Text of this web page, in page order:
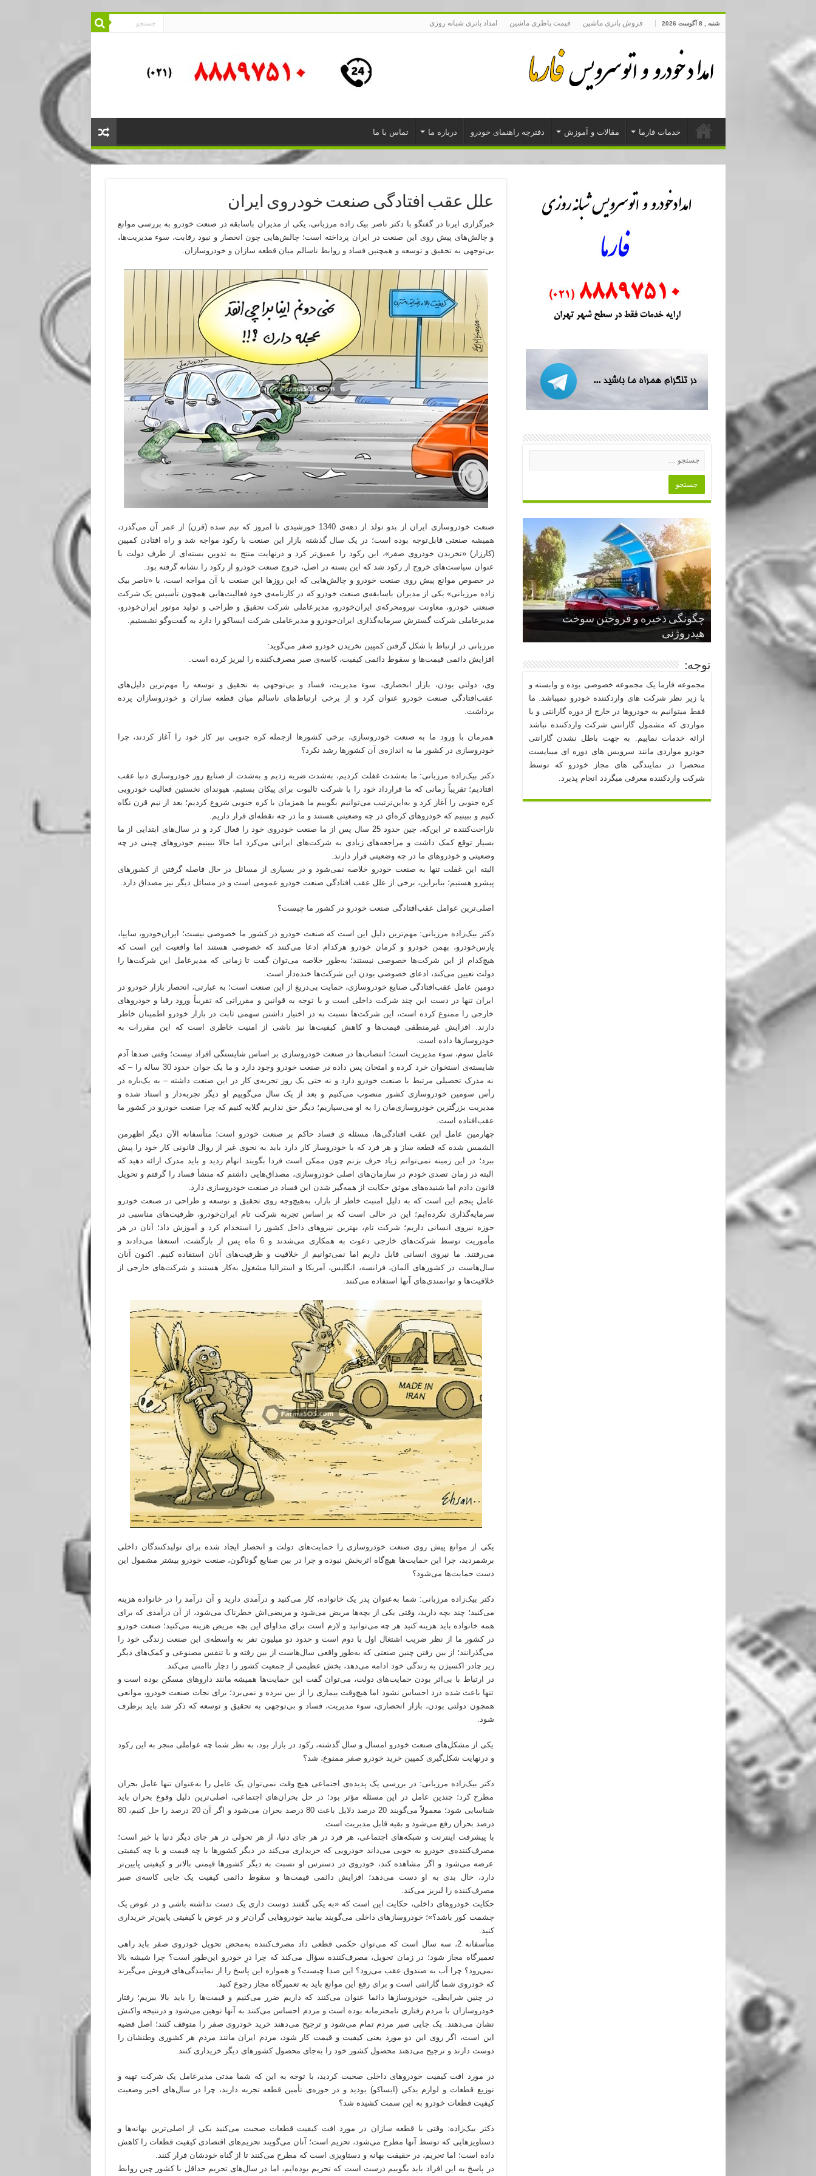
شنبه , 8 آگوست 2026 فروش باتری ماشین قیمت باطری ماشین امداد باتری شبانه روزی
خدمات فارما مقالات و آموزش دفترچه راهنمای خودرو درباره ما تماس با ما
علل عقب افتادگی صنعت خودروی ایران
خبرگزاری ایرنا در گفتگو با دکتر ناصر بیک زاده مرزبانی، یکی از مدیران باسابقه در صنعت خودرو به بررسی موانع
و چالش‌های پیش روی این صنعت در ایران پرداخته است؛ چالش‌هایی چون انحصار و نبود رقابت، سوء مدیریت‌ها،
بی‌توجهی به تحقیق و توسعه و همچنین فساد و روابط ناسالم میان قطعه سازان و خودروسازان.
صنعت خودروسازی ایران از بدو تولد از دهه‌ی 1340 خورشیدی تا امروز که نیم سده (قرن) از عمر آن می‌گذرد،
همیشه صنعتی قابل‌توجه بوده است؛ در یک سال گذشته بازار این صنعت با رکود مواجه شد و راه افتادن کمپین
(کارزار) «نخریدن خودروی صفر»، این رکود را عمیق‌تر کرد و درنهایت منتج به تدوین بسته‌ای از طرف دولت با
عنوان سیاست‌های خروج از رکود شد که این بسته در اصل، خروج صنعت خودرو از رکود را نشانه گرفته بود.
در خصوص موانع پیش روی صنعت خودرو و چالش‌هایی که این روزها این صنعت با آن مواجه است، با «ناصر بیک
زاده مرزبانی» یکی از مدیران باسابقه‌ی صنعت خودرو که در کارنامه‌ی خود فعالیت‌هایی همچون تأسیس یک شرکت
صنعتی خودرو، معاونت نیرومحرکه‌ی ایران‌خودرو، مدیرعاملی شرکت تحقیق و طراحی و تولید موتور ایران‌خودرو،
مدیرعاملی شرکت گسترش سرمایه‌گذاری ایران‌خودرو و مدیرعاملی شرکت ایساکو را دارد به گفت‌وگو نشستیم.
مرزبانی در ارتباط با شکل گرفتن کمپین نخریدن خودرو صفر می‌گوید:
افزایش دائمی قیمت‌ها و سقوط دائمی کیفیت، کاسه‌ی صبر مصرف‌کننده را لبریز کرده است.
وی، دولتی بودن، بازار انحصاری، سوء مدیریت، فساد و بی‌توجهی به تحقیق و توسعه را مهم‌ترین دلیل‌های
عقب‌افتادگی صنعت خودرو عنوان کرد و از برخی ارتباط‌های ناسالم میان قطعه سازان و خودروسازان پرده
برداشت.
همزمان با ورود ما به صنعت خودروسازی، برخی کشورها ازجمله کره جنوبی نیز کار خود را آغاز کردند، چرا
خودروسازی در کشور ما به اندازه‌ی آن کشورها رشد نکرد؟
دکتر بیک‌زاده مرزبانی: ما به‌شدت غفلت کردیم، به‌شدت ضربه زدیم و به‌شدت از صنایع روز خودروسازی دنیا عقب
افتادیم؛ تقریباً زمانی که ما قرارداد خود را با شرکت تالبوت برای پیکان بستیم، هیوندای نخستین فعالیت خودرویی
کره جنوبی را آغاز کرد و به‌این‌ترتیب می‌توانیم بگوییم ما همزمان با کره جنوبی شروع کردیم؛ بعد از نیم قرن نگاه
کنیم و ببینیم که خودروهای کره‌ای در چه وضعیتی هستند و ما در چه نقطه‌ای قرار داریم.
ناراحت‌کننده تر این‌که، چین حدود 25 سال پس از ما صنعت خودروی خود را فعال کرد و در سال‌های ابتدایی از ما
بسیار توقع کمک داشت و مراجعه‌های زیادی به شرکت‌های ایرانی می‌کرد اما حالا ببینیم خودروهای چینی در چه
وضعیتی و خودروهای ما در چه وضعیتی قرار دارند.
البته این غفلت تنها به صنعت خودرو خلاصه نمی‌شود و در بسیاری از مسائل در حال فاصله گرفتن از کشورهای
پیشرو هستیم؛ بنابراین، برخی از علل عقب افتادگی صنعت خودرو عمومی است و در مسائل دیگر نیز مصداق دارد.
اصلی‌ترین عوامل عقب‌افتادگی صنعت خودرو در کشور ما چیست؟
دکتر بیک‌زاده مرزبانی: مهم‌ترین دلیل این است که صنعت خودرو در کشور ما خصوصی نیست؛ ایران‌خودرو، سایپا،
پارس‌خودرو، بهمن خودرو و کرمان خودرو هرکدام ادعا می‌کنند که خصوصی هستند اما واقعیت این است که
هیچ‌کدام از این شرکت‌ها خصوصی نیستند؛ به‌طور خلاصه می‌توان گفت تا زمانی که مدیرعامل این شرکت‌ها را
دولت تعیین می‌کند، ادعای خصوصی بودن این شرکت‌ها خنده‌دار است.
دومین عامل عقب‌افتادگی صنایع خودروسازی، حمایت بی‌دریغ از این صنعت است؛ به عبارتی، انحصار بازار خودرو در
ایران تنها در دست این چند شرکت داخلی است و با توجه به قوانین و مقرراتی که تقریباً ورود رقبا و خودروهای
خارجی را ممنوع کرده است، این شرکت‌ها نسبت به در اختیار داشتن سهمی ثابت در بازار خودرو اطمینان خاطر
دارند. افزایش غیرمنطقی قیمت‌ها و کاهش کیفیت‌ها نیز ناشی از امنیت خاطری است که این مقررات به
خودروسازها داده است.
عامل سوم، سوء مدیریت است؛ انتصاب‌ها در صنعت خودروسازی بر اساس شایستگی افراد نیست؛ وقتی صدها آدم
شایسته‌ی استخوان خرد کرده و امتحان پس داده در صنعت خودرو وجود دارد و ما یک جوان حدود 30 ساله را – که
نه مدرک تحصیلی مرتبط با صنعت خودرو دارد و نه حتی یک روز تجربه‌ی کار در این صنعت داشته – به یک‌باره در
رأس سومین خودروسازی کشور منصوب می‌کنیم و بعد از یک سال می‌گوییم او دیگر تجربه‌دار و استاد شده و
مدیریت بزرگترین خودروسازی‌مان را به او می‌سپاریم؛ دیگر حق نداریم گلایه کنیم که چرا صنعت خودرو در کشور ما
عقب‌افتاده است.
چهارمین عامل این عقب افتادگی‌ها، مسئله ی فساد حاکم بر صنعت خودرو است؛ متأسفانه الآن دیگر اظهرمن
الشمس شده که قطعه ساز و هر فرد که با خودروساز کار دارد باید به نحوی غیر از روال قانونی کار خود را پیش
ببرد؛ در این زمینه نمی‌توانم زیاد حرف بزنم چون ممکن است فردا بگویند اتهام زدید و باید مدرک ارائه دهید که
البته در زمان تصدی خودم در سازمان‌های اصلی خودروسازی، مصداق‌هایی داشتم که منشأ فساد را گرفتم و تحویل
قانون دادم اما شنیده‌های موثق حکایت از همه‌گیر شدن این فساد در صنعت خودروسازی دارد.
عامل پنجم این است که به دلیل امنیت خاطر از بازار، به‌هیچ‌وجه روی تحقیق و توسعه و طراحی در صنعت خودرو
سرمایه‌گذاری نکرده‌ایم؛ این در حالی است که بر اساس تجربه شرکت تام ایران‌خودرو، ظرفیت‌های مناسبی در
حوزه نیروی انسانی داریم؛ شرکت تام، بهترین نیروهای داخل کشور را استخدام کرد و آموزش داد؛ آنان در هر
مأموریت توسط شرکت‌های خارجی دعوت به همکاری می‌شدند و 6 ماه پس از بازگشت، استعفا می‌دادند و
می‌رفتند. ما نیروی انسانی قابل داریم اما نمی‌توانیم از خلاقیت و ظرفیت‌های آنان استفاده کنیم. اکنون آنان
سال‌هاست در کشورهای آلمان، فرانسه، انگلیس، آمریکا و استرالیا مشغول به‌کار هستند و شرکت‌های خارجی از
خلاقیت‌ها و توانمندی‌های آنها استفاده می‌کنند.
یکی از موانع پیش روی صنعت خودروسازی را حمایت‌های دولت و انحصار ایجاد شده برای تولیدکنندگان داخلی
برشمردید، چرا این حمایت‌ها هیچ‌گاه اثربخش نبوده و چرا در بین صنایع گوناگون، صنعت خودرو بیشتر مشمول این
دست حمایت‌ها می‌شود؟
دکتر بیک‌زاده مرزبانی: شما به‌عنوان پدر یک خانواده، کار می‌کنید و درآمدی دارید و آن درآمد را در خانواده هزینه
می‌کنید؛ چند بچه دارید، وقتی یکی از بچه‌ها مریض می‌شود و مریضی‌اش خطرناک می‌شود، از آن درآمدی که برای
همه خانواده باید هزینه کنید هر چه می‌توانید و لازم است برای مداوای این بچه مریض هزینه می‌کنید؛ صنعت خودرو
در کشور ما از نظر ضریب اشتغال اول یا دوم است و حدود دو میلیون نفر به واسطه‌ی این صنعت زندگی خود را
می‌گذرانند؛ از بین رفتن چنین صنعتی که به‌طور واقعی سال‌هاست از بین رفته و با تنفس مصنوعی و کمک‌های دیگر
زیر چادر اکسیژن به زندگی خود ادامه می‌دهد، بخش عظیمی از جمعیت کشور را دچار ناامنی می‌کند.
در ارتباط با بی‌اثر بودن حمایت‌های دولت، می‌توان گفت این حمایت‌ها همیشه مانند داروهای مسکن بوده است و
تنها باعث شده درد احساس نشود اما هیچ‌وقت بیماری را از بین نبرده و نمی‌برد؛ برای نجات صنعت خودرو، موانعی
همچون دولتی بودن، بازار انحصاری، سوء مدیریت، فساد و بی‌توجهی به تحقیق و توسعه که ذکر شد باید برطرف
شود.
یکی از مشکل‌های صنعت خودرو امسال و سال گذشته، رکود در بازار بود، به نظر شما چه عواملی منجر به این رکود
و درنهایت شکل‌گیری کمپین خرید خودرو صفر ممنوع، شد؟
دکتر بیک‌زاده مرزبانی: در بررسی یک پدیده‌ی اجتماعی هیچ وقت نمی‌توان یک عامل را به‌عنوان تنها عامل بحران
مطرح کرد؛ چندین عامل در این مسئله مؤثر بود؛ در حل بحران‌های اجتماعی، اصلی‌ترین دلیل وقوع بحران باید
شناسایی شود؛ معمولاً می‌گویند 20 درصد دلایل باعث 80 درصد بحران می‌شود و اگر آن 20 درصد را حل کنیم، 80
درصد بحران رفع می‌شود و بقیه قابل مدیریت است.
با پیشرفت اینترنت و شبکه‌های اجتماعی، هر فرد در هر جای دنیا، از هر تحولی در هر جای دیگر دنیا با خبر است؛
مصرف‌کننده‌ی خودرو به خوبی می‌داند خودرویی که خریداری می‌کند در دیگر کشورها با چه قیمت و با چه کیفیتی
عرضه می‌شود و اگر مشاهده کند، خودروی در دسترس او نسبت به دیگر کشورها قیمتی بالاتر و کیفیتی پایین‌تر
دارد، حال بدی به او دست می‌دهد؛ افزایش دائمی قیمت‌ها و سقوط دائمی کیفیت یک جایی کاسه‌ی صبر
مصرف‌کننده را لبریز می‌کند.
حکایت خودروهای داخلی، حکایت این است که «به یکی گفتند دوست داری یک دست نداشته باشی و در عوض یک
چشمت کور باشد؟»؛ خودروسازهای داخلی می‌گویند بیایید خودروهایی گران‌تر و در عوض با کیفیتی پایین‌تر خریداری
کنید.
متأسفانه 2، سه سال است که می‌توان حکمی قطعی داد مصرف‌کننده به‌محض تحویل خودروی صفر باید راهی
تعمیرگاه مجاز شود؛ در زمان تحویل، مصرف‌کننده سؤال می‌کند که چرا درِ خودرو این‌طور است؟ چرا شیشه بالا
نمی‌رود؟ چرا آب به صندوق عقب می‌رود؟ این صدا چیست؟ و همواره این پاسخ را از نمایندگی‌های فروش می‌گیرند
که خودروی شما گارانتی است و برای رفع این موانع باید به تعمیرگاه مجاز رجوع کنید.
در چنین شرایطی، خودروسازها دائما عنوان می‌کنند که داریم ضرر می‌کنیم و قیمت‌ها را باید بالا ببریم؛ رفتار
خودروسازان با مردم رفتاری نامحترمانه بوده است و مردم احساس می‌کنند به آنها توهین می‌شود و درنتیجه واکنش
نشان می‌دهند. یک جایی صبر مردم تمام می‌شود و ترجیح می‌دهند خرید خودروی صفر را متوقف کنند؛ اصل قضیه
این است، اگر روی این دو مورد یعنی کیفیت و قیمت کار شود، مردم ایران مانند مردم هر کشوری وطنشان را
دوست دارند و ترجیح می‌دهند محصول کشور خود را به‌جای محصول کشورهای دیگر خریداری کنند.
در مورد افت کیفیت خودروهای داخلی صحبت کردید، با توجه به این که شما مدتی مدیرعامل یک شرکت تهیه و
توزیع قطعات و لوازم یدکی (ایساکو) بودید و در حوزه‌ی تأمین قطعه تجربه دارید، چرا در سال‌های اخیر وضعیت
کیفیت قطعات خودرو به این سمت کشیده شد؟
دکتر بیک‌زاده: وقتی با قطعه سازان در مورد افت کیفیت قطعات صحبت می‌کنید یکی از اصلی‌ترین بهانه‌ها و
دستاویزهایی که توسط آنها مطرح می‌شود، تحریم است؛ آنان می‌گویند تحریم‌های اقتصادی کیفیت قطعات را کاهش
داده است؛ اما تحریم، در حقیقت بهانه و دستاویزی است که مطرح می‌کنند تا از گناه خودشان فرار کنند.
در پاسخ به این افراد باید بگوییم درست است که تحریم بوده‌ایم، اما در سال‌های تحریم حداقل با کشور چین روابط
چگونگی ذخیره و فروختن سوخت
هیدروژنی
قدرتمندترین ماسل کارها یا خودروهای
عضلانی امریکایی
چرا نمک باعث خوردگی خودرو می شود؟
پنج کابین جذاب سال های اخیر صنعت
خودروسازی
از صفر تا صد طراحی خودرو قسمت
سوم
توجه:
مجموعه فارما یک مجموعه خصوصی بوده و وابسته و
یا زیر نظر شرکت های واردکننده خودرو نمیباشد. ما
فقط میتوانیم به خودروها در خارج از دوره گارانتی و یا
مواردی که مشمول گارانتی شرکت واردکننده نباشد
ارائه خدمات نماییم. به جهت باطل نشدن گارانتی
خودرو مواردی مانند سرویس های دوره ای میبایست
منحصرا در نمایندگی های مجاز خودرو که توسط
شرکت واردکننده معرفی میگردد انجام پذیرد.